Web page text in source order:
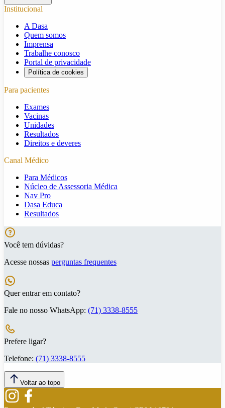
Institucional
A Dasa
Quem somos
Imprensa
Trabalhe conosco
Portal de privacidade
Política de cookies
Para pacientes
Exames
Vacinas
Unidades
Resultados
Direitos e deveres
Canal Médico
Para Médicos
Núcleo de Assessoria Médica
Nav Pro
Dasa Educa
Resultados
Você tem dúvidas?
Acesse nossas perguntas frequentes
Quer entrar em contato?
Fale no nosso WhatsApp: (71) 3338-8555
Prefere ligar?
Telefone: (71) 3338-8555
Voltar ao topo